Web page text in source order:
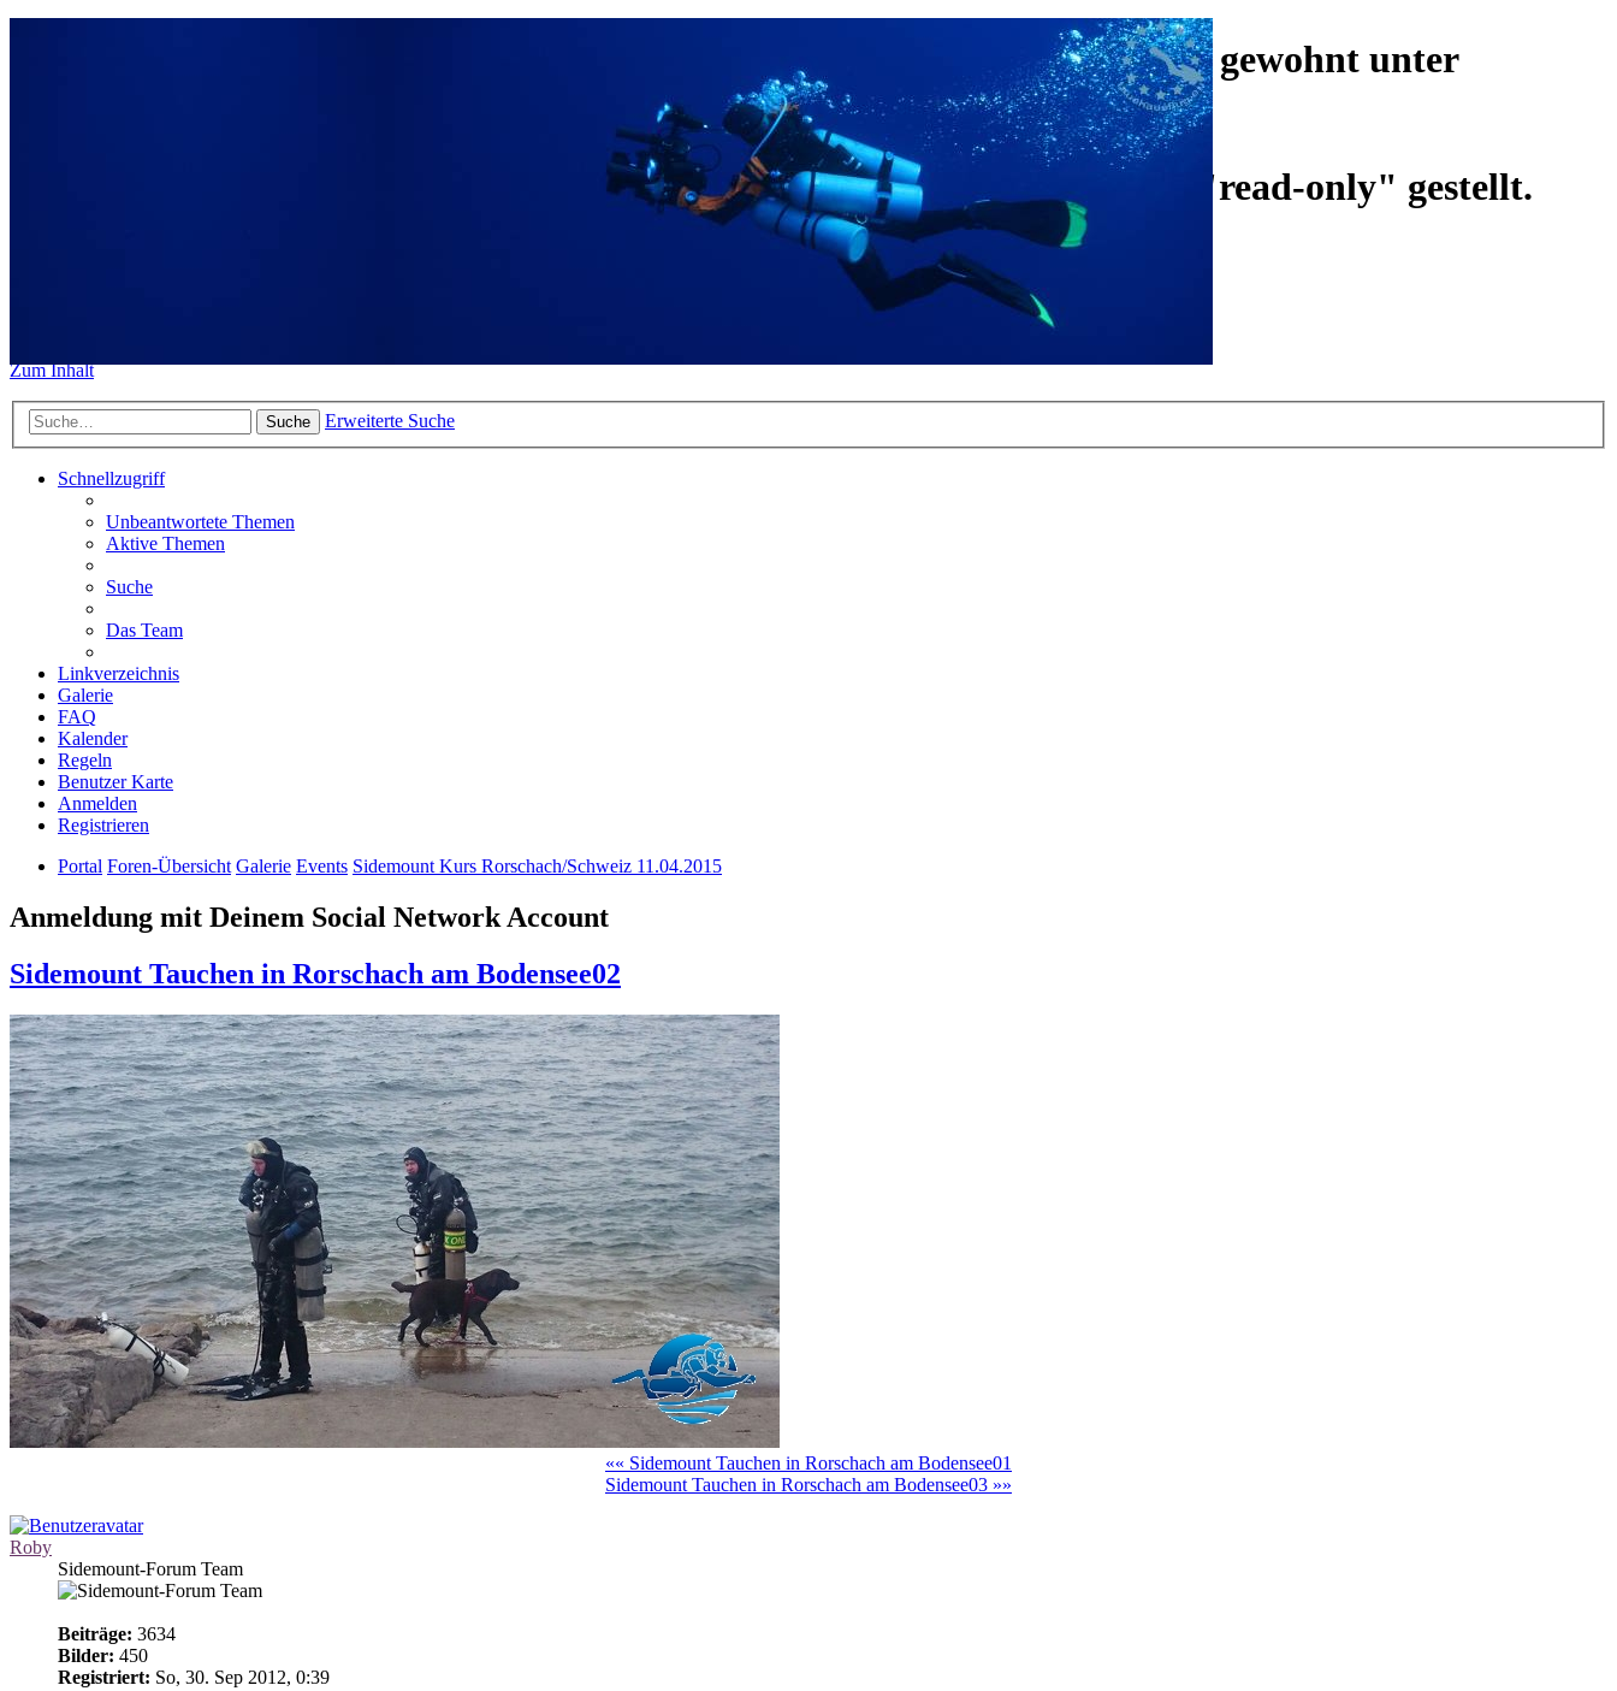
Das Sidemount-Forum ist auf ein neues Forensystem umgezogen und wie gewohnt unter
erreichbar.
Das alte Forum hier existiert nur aufgrund deralten Galerie und ist auf "read-only" gestellt.
Zum Inhalt
Suche Erweiterte Suche
Schnellzugriff
Unbeantwortete Themen
Aktive Themen
Suche
Das Team
Linkverzeichnis
Galerie
FAQ
Kalender
Regeln
Benutzer Karte
Anmelden
Registrieren
Portal Foren-Übersicht Galerie Events Sidemount Kurs Rorschach/Schweiz 11.04.2015
Anmeldung mit Deinem Social Network Account
Sidemount Tauchen in Rorschach am Bodensee02
«« Sidemount Tauchen in Rorschach am Bodensee01
Sidemount Tauchen in Rorschach am Bodensee03 »»
Roby
Sidemount-Forum Team
Beiträge: 3634
Bilder: 450
Registriert: So, 30. Sep 2012, 0:39